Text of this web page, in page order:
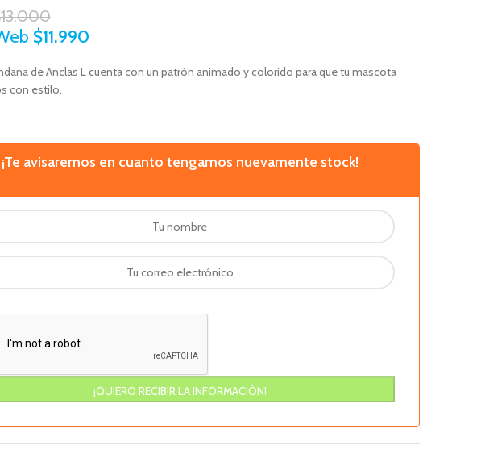
13.000
$11.990
de Anclas L cuenta con un patrón animado y colorido para que tu mascota
con estilo.
¡Te avisaremos en cuanto tengamos nuevamente stock!